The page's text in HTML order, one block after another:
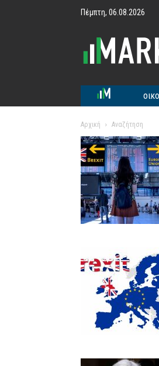
Πέμπτη, 06.08.2026
Αρχική Αναζήτηση